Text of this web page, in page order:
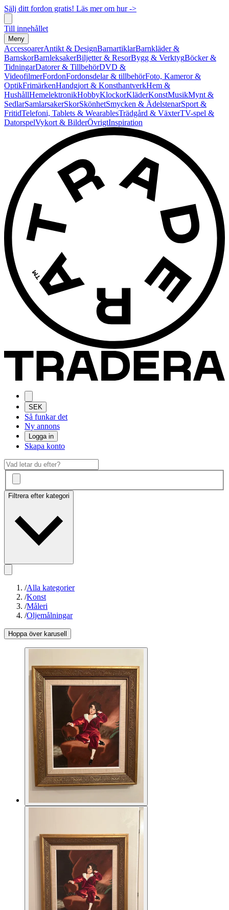
Sälj ditt fordon gratis! Läs mer om hur ->
Till innehållet
Meny
AccessoarerAntikt & DesignBarnartiklarBarnkläder &
BarnskorBarnleksakerBiljetter & ResorBygg & VerktygBöcker &
TidningarDatorer & TillbehörDVD &
VideofilmerFordonFordonsdelar & tillbehörFoto, Kameror &
OptikFrimärkenHandgjort & KonsthantverkHem &
HushållHemelektronikHobbyKlockorKläderKonstMusikMynt &
SedlarSamlarsakerSkorSkönhetSmycken & ÄdelstenarSport &
FritidTelefoni, Tablets & WearablesTrädgård & VäxterTV-spel &
DatorspelVykort & BilderÖvrigtInspiration
SEK
Så funkar det
Ny annons
Logga in
Skapa konto
Filtrera efter kategori
/Alla kategorier
/Konst
/Måleri
/Oljemålningar
Hoppa över karusell